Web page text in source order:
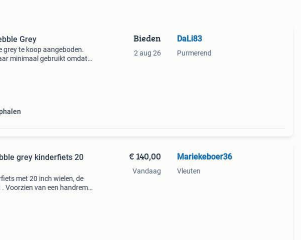
Grey
grey te koop aangeboden.
minimaal gebruikt omdat
Bieden
2 aug 26
DaLi83
Purmerend
grey kinderfiets 20
met 20 inch wielen, de
Voorzien van een handrem,
€ 140,00
Vandaag
Mariekeboer36
Vleuten